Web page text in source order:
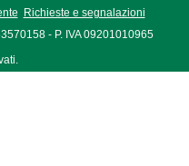
Richieste e segnalazioni
- P. IVA 09201010965